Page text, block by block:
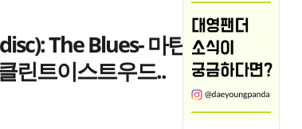
The Blues- 마틴스
린트이스트우드..